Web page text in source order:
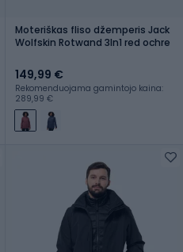
Moteriškas fliso džemperis Jack
Wolfskin Rotwand 3In1 red ochre
149,99 €
Rekomenduojama gamintojo kaina:
289,99 €